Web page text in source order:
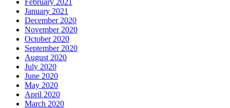
January 2021
December 2020
November 2020
October 2020
September 2020
August 2020
July 2020
June 2020
May 2020
April 2020
March 2020